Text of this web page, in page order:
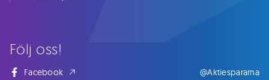
Följ oss!
Facebook @Aktiespararna